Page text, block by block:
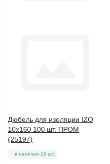
Дюбель для изоляции IZO
10х160 100 шт. ПРОМ
(25197)
в наличии 10 шт.